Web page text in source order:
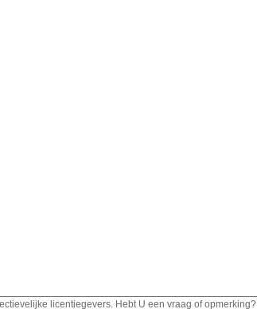
licentiegevers. Hebt U een vraag of opmerking?